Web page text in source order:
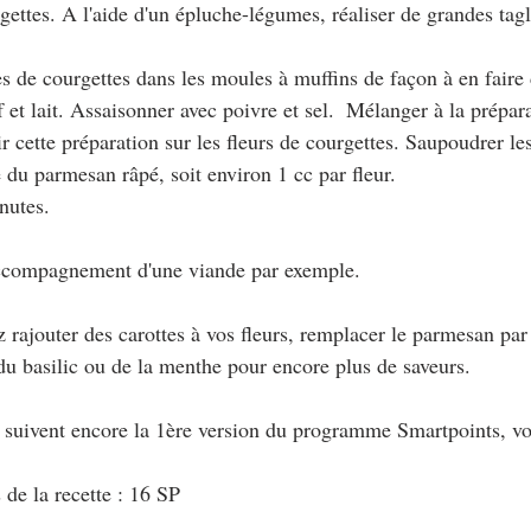
A l'aide d'un épluche-légumes, réaliser de grandes
de courgettes dans les moules à muffins de façon à en faire
lait. Assaisonner avec poivre et sel.  Mélanger à la
cette préparation sur les fleurs de courgettes. Saupoudrer
du parmesan râpé, soit environ 1 cc par fleur.
d'une viande par exemple.
rajouter des carottes à vos fleurs, remplacer le parmesan
basilic ou de la menthe pour encore plus de saveurs.
encore la 1ère version du programme Smartpoints,
la recette : 16 SP